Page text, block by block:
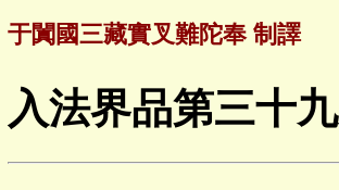
于闐國三藏實叉難陀奉 制譯
入法界品第三十